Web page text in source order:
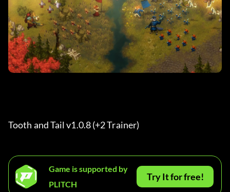
Tooth and Tail v1.0.8 (+2 Trainer)
Game is supported by
PLITCH
Try It for free!